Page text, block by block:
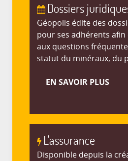
Dossiers
Géopolis édite des
pour ses adhérents
aux questions
statut du minéraux, du
EN SAVOIR PLUS
L'assurance
Disponible depuis la